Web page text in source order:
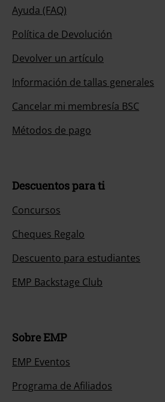
Ayuda (FAQ)
Política de Devolución
Devolver un artículo
Información de tallas generales
Cancelar mi membresía BSC
Métodos de pago
Descuentos para ti
Concursos
Cheques Regalo
Descuento para estudiantes
EMP Backstage Club
Sobre EMP
EMP Eventos
Programa de Afiliados